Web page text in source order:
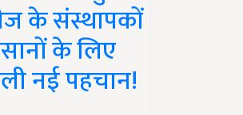
के संस्थापकों
के लिए
नई पहचान!